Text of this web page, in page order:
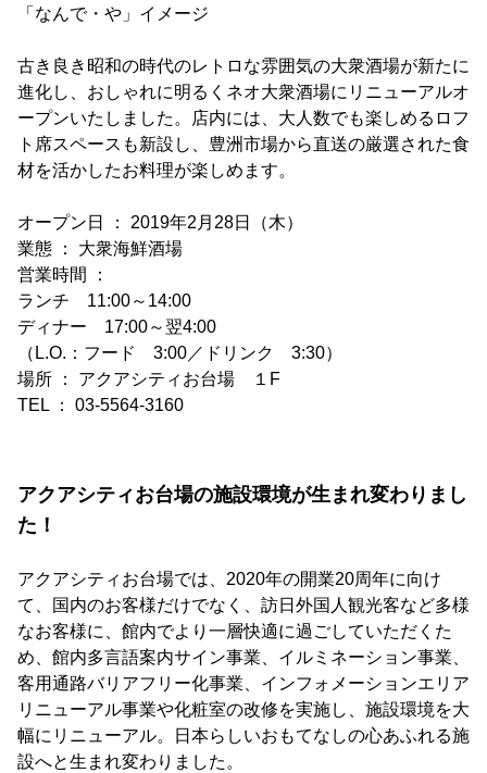
「なんで・や」イメージ
古き良き昭和の時代のレトロな雰囲気の大衆酒場が新たに
進化し、おしゃれに明るくネオ大衆酒場にリニューアルオ
ープンいたしました。店内には、大人数でも楽しめるロフ
ト席スペースも新設し、豊洲市場から直送の厳選された食
材を活かしたお料理が楽しめます。
オープン日 ： 2019年2月28日（木）
業態 ： 大衆海鮮酒場
営業時間 ：
ランチ 11:00～14:00
ディナー 17:00～翌4:00
（L.O.：フード 3:00／ドリンク 3:30）
場所 ： アクアシティお台場 １F
TEL ： 03-5564-3160
アクアシティお台場の施設環境が生まれ変わりまし
た！
アクアシティお台場では、2020年の開業20周年に向け
て、国内のお客様だけでなく、訪日外国人観光客など多様
なお客様に、館内でより一層快適に過ごしていただくた
め、館内多言語案内サイン事業、イルミネーション事業、
客用通路バリアフリー化事業、インフォメーションエリア
リニューアル事業や化粧室の改修を実施し、施設環境を大
幅にリニューアル。日本らしいおもてなしの心あふれる施
設へと生まれ変わりました。